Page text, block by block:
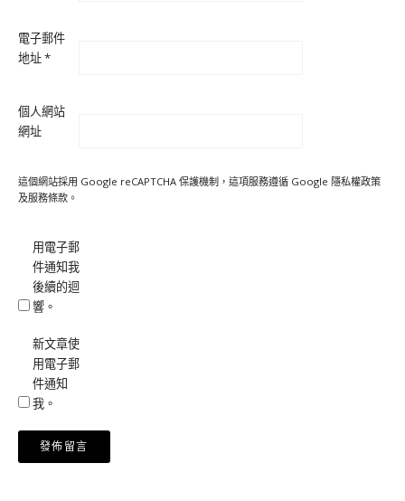
電子郵件
地址*
個人網站
網址
這個網站採用 Google reCAPTCHA 保護機制，這項服務遵循 Google 隱私權政策
及服務條款 。
用電子郵
件通知我
後續的迴
響。
新文章使
用電子郵
件通知
我。